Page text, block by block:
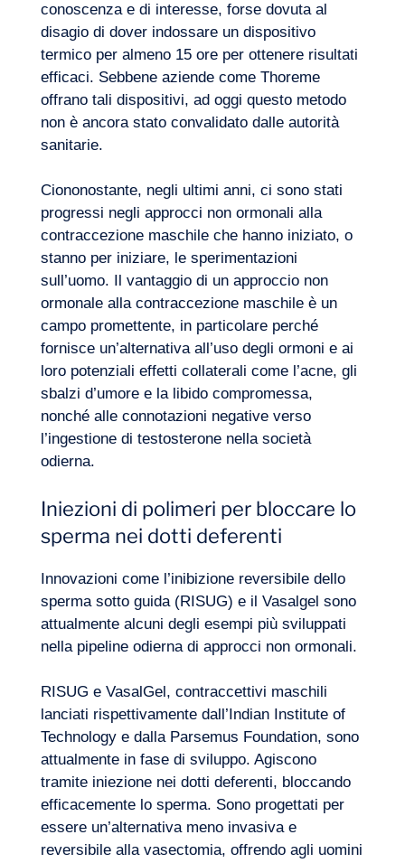
conoscenza e di interesse, forse dovuta al
disagio di dover indossare un dispositivo
termico per almeno 15 ore per ottenere risultati
efficaci. Sebbene aziende come Thoreme
offrano tali dispositivi, ad oggi questo metodo
non è ancora stato convalidato dalle autorità
sanitarie.
Ciononostante, negli ultimi anni, ci sono stati
progressi negli approcci non ormonali alla
contraccezione maschile che hanno iniziato, o
stanno per iniziare, le sperimentazioni
sull’uomo. Il vantaggio di un approccio non
ormonale alla contraccezione maschile è un
campo promettente, in particolare perché
fornisce un’alternativa all’uso degli ormoni e ai
loro potenziali effetti collaterali come l’acne, gli
sbalzi d’umore e la libido compromessa,
nonché alle connotazioni negative verso
l’ingestione di testosterone nella società
odierna.
Iniezioni di polimeri per bloccare lo
sperma nei dotti deferenti
Innovazioni come l’inibizione reversibile dello
sperma sotto guida (RISUG) e il Vasalgel sono
attualmente alcuni degli esempi più sviluppati
nella pipeline odierna di approcci non ormonali.
RISUG e VasalGel, contraccettivi maschili
lanciati rispettivamente dall’Indian Institute of
Technology e dalla Parsemus Foundation, sono
attualmente in fase di sviluppo. Agiscono
tramite iniezione nei dotti deferenti, bloccando
efficacemente lo sperma. Sono progettati per
essere un’alternativa meno invasiva e
reversibile alla vasectomia, offrendo agli uomini